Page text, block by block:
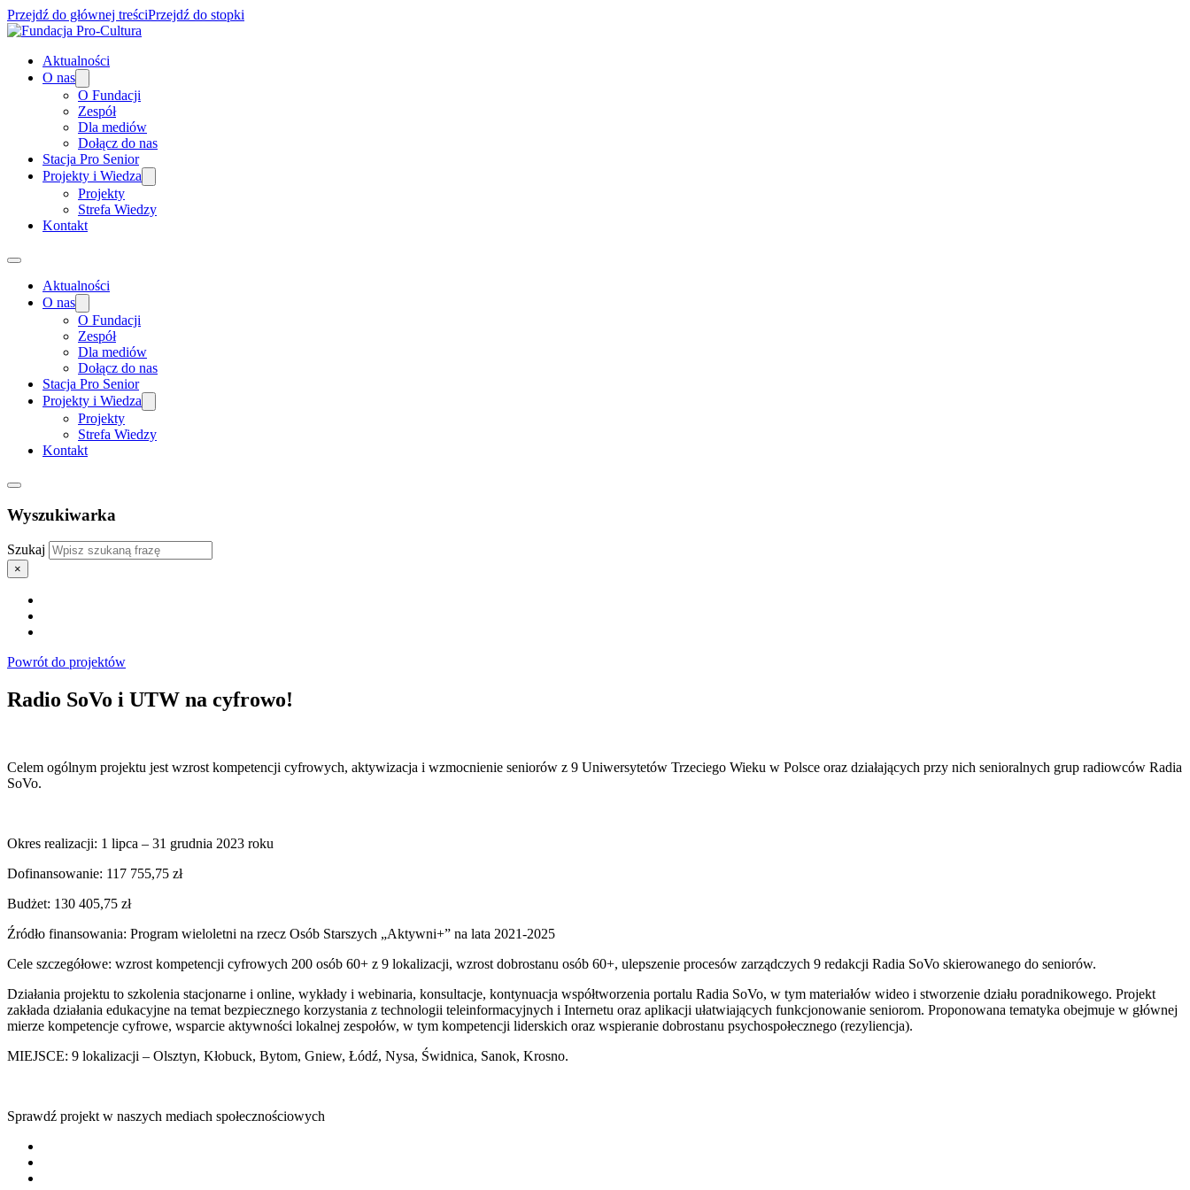
Przejdź do głównej treściPrzejdź do stopki
Aktualności
O nas
O Fundacji
Zespół
Dla mediów
Dołącz do nas
Stacja Pro Senior
Projekty i Wiedza
Projekty
Strefa Wiedzy
Kontakt
Aktualności
O nas
O Fundacji
Zespół
Dla mediów
Dołącz do nas
Stacja Pro Senior
Projekty i Wiedza
Projekty
Strefa Wiedzy
Kontakt
Wyszukiwarka
Szukaj
×
Powrót do projektów
Radio SoVo i UTW na cyfrowo!
Celem ogólnym projektu jest wzrost kompetencji cyfrowych, aktywizacja i wzmocnienie seniorów z 9 Uniwersytetów Trzeciego Wieku w Polsce oraz działających przy nich senioralnych grup radiowców Radia
SoVo.
Okres realizacji: 1 lipca – 31 grudnia 2023 roku
Dofinansowanie: 117 755,75 zł
Budżet: 130 405,75 zł
Źródło finansowania: Program wieloletni na rzecz Osób Starszych „Aktywni+” na lata 2021-2025
Cele szczegółowe: wzrost kompetencji cyfrowych 200 osób 60+ z 9 lokalizacji, wzrost dobrostanu osób 60+, ulepszenie procesów zarządczych 9 redakcji Radia SoVo skierowanego do seniorów.
Działania projektu to szkolenia stacjonarne i online, wykłady i webinaria, konsultacje, kontynuacja współtworzenia portalu Radia SoVo, w tym materiałów wideo i stworzenie działu poradnikowego. Projekt
zakłada działania edukacyjne na temat bezpiecznego korzystania z technologii teleinformacyjnych i Internetu oraz aplikacji ułatwiających funkcjonowanie seniorom. Proponowana tematyka obejmuje w głównej
mierze kompetencje cyfrowe, wsparcie aktywności lokalnej zespołów, w tym kompetencji liderskich oraz wspieranie dobrostanu psychospołecznego (rezyliencja).
MIEJSCE: 9 lokalizacji – Olsztyn, Kłobuck, Bytom, Gniew, Łódź, Nysa, Świdnica, Sanok, Krosno.
Sprawdź projekt w naszych mediach społecznościowych